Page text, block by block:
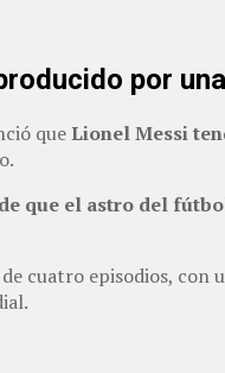
por
queLionel Messi
que el astro del
cuatro episodios, con